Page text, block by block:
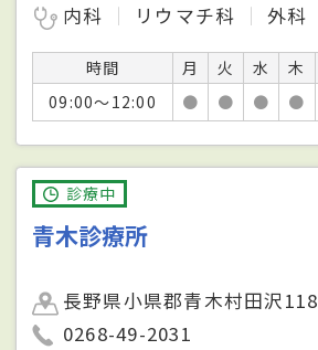
内科
リウマチ科 外科
時間 月 火 水 木
09:00～12:00
● ● ● ●
診療中
青木診療所
長野県小県郡青木村田沢118
0268-49-2031